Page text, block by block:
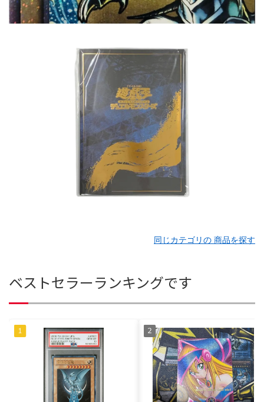
同じカテゴリの 商品を探す
ベストセラーランキングです